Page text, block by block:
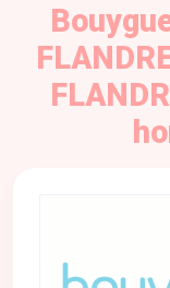
BIEN MANGER